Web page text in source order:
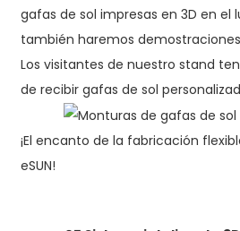
gafas de sol impresas en 3D en el
también haremos
Los visitantes de nuestro stand
de recibir gafas de sol
¡El encanto de la fabricación
eSUN!